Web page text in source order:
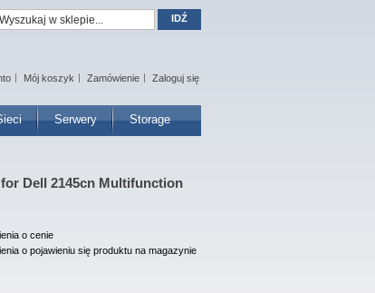
Serwery Storage
Mój koszyk Zamówienie Zaloguj się
IDŹ
Dell 2145cn Multifunction
o cenie
o pojawieniu się produktu na magazynie